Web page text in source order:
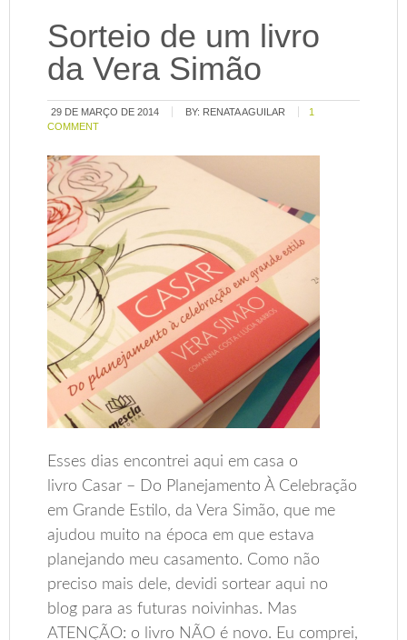
Sorteio de um livro
da Vera Simão
29 DE MARÇO DE 2014 BY: RENATA AGUILAR
1
COMMENT
Esses dias encontrei aqui em casa o
livro Casar – Do Planejamento À Celebração
em Grande Estilo, da Vera Simão, que me
ajudou muito na época em que estava
planejando meu casamento. Como não
preciso mais dele, devidi sortear aqui no
blog para as futuras noivinhas. Mas
ATENÇÃO: o livro NÃO é novo. Eu comprei,